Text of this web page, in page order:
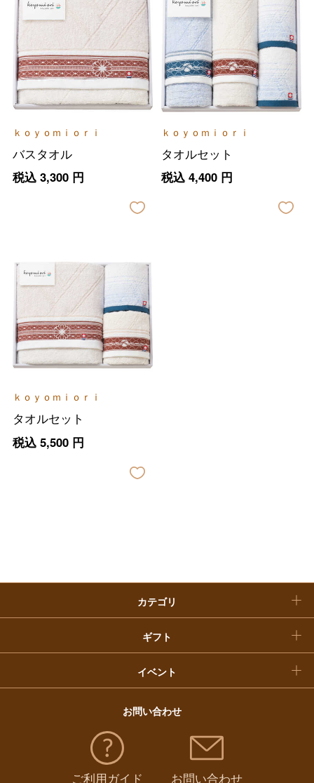
ｋｏｙｏｍｉｏｒｉ
バスタオル
税込 3,300円
ｋｏｙｏｍｉｏｒｉ
タオルセット
税込 4,400円
ｋｏｙｏｍｉｏｒｉ
タオルセット
税込 5,500円
カテゴリ
フード＆スイーツ
ビューティー
ギフト
大丸・松坂屋のギフト
イベント
バレンタインチョコレート
ホワイトデー
母の日
敬老の日
福袋
お問い合わせ
ご利用ガイド お問い合わせ